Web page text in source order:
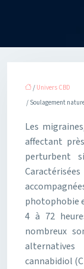
/ Univers CBD
/ Soulagement
Les
affectant
perturbent
photophobie
4 à 72
nombreux
cannabidiol